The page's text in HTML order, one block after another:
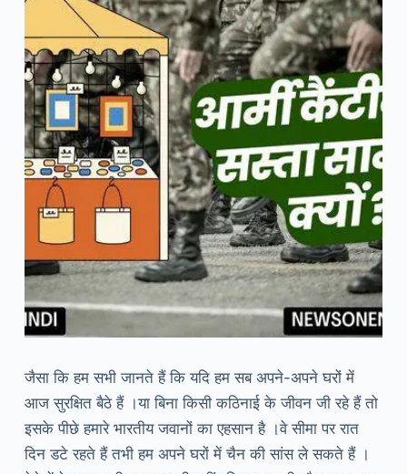
जैसा कि हम सभी जानते हैं कि यदि हम सब अपने-अपने घरों में
आज सुरक्षित बैठे हैं ।या बिना किसी कठिनाई के जीवन जी रहे हैं तो
इसके पीछे हमारे भारतीय जवानों का एहसान है ।वे सीमा पर रात
दिन डटे रहते हैं तभी हम अपने घरों में चैन की सांस ले सकते हैं ।